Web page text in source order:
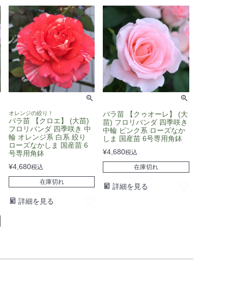
オレンジの絞り！
バラ苗 【クロエ】 (大苗)
フロリバンダ 四季咲き 中
輪 オレンジ系 白系 絞り
ローズなかしま 国産苗 6
号専用角鉢
¥4,680税込
在庫切れ
詳細を見る
バラ苗 【クゥオーレ】 (大
苗) フロリバンダ 四季咲き
中輪 ピンク系 ローズなか
しま 国産苗 6号専用角鉢
¥4,680税込
在庫切れ
詳細を見る